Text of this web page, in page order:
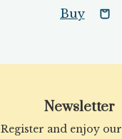
Newsletter
Register and enjoy